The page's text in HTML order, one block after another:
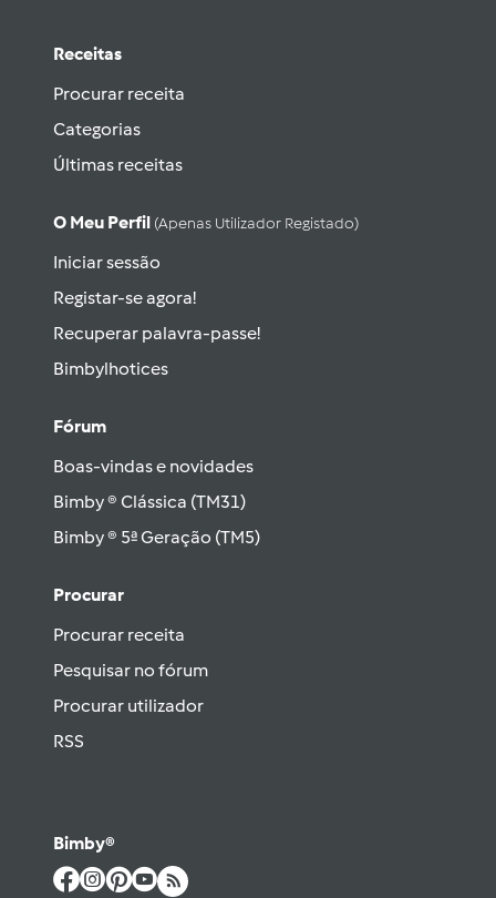
Receitas
Procurar receita
Categorias
Últimas receitas
O Meu Perfil (apenas Utilizador Registado)
Iniciar sessão
Registar-se agora!
Recuperar palavra-passe!
Bimbylhotices
Fórum
Boas-vindas e novidades
Bimby ® Clássica (TM31)
Bimby ® 5ª Geração (TM5)
Procurar
Procurar receita
Pesquisar no fórum
Procurar utilizador
RSS
Bimby®